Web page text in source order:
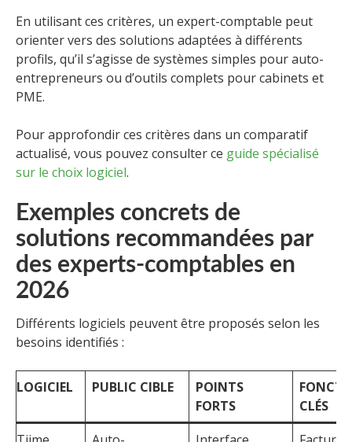
En utilisant ces critères, un expert-comptable peut
orienter vers des solutions adaptées à différents
profils, qu’il s’agisse de systèmes simples pour auto-
entrepreneurs ou d’outils complets pour cabinets et
PME.
Pour approfondir ces critères dans un comparatif
actualisé, vous pouvez consulter ce guide spécialisé
sur le choix logiciel.
Exemples concrets de
solutions recommandées par
des experts-comptables en
2026
Différents logiciels peuvent être proposés selon les
besoins identifiés :
LOGICIEL PUBLIC CIBLE
POINTS
FORTS
CLÉS